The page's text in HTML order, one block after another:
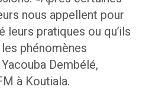
nous appellent pour
leurs pratiques ou qu’ils
phénomènes
Dembélé,
à Koutiala.